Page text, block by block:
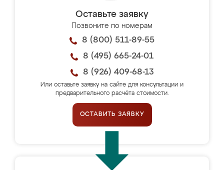
Оставьте заявку
Позвоните по номерам
8 (800) 511-89-55
8 (495) 665-24-01
8 (926) 409-68-13
Или оставьте заявку на сайте для консультации и
предварительного расчёта стоимости.
ОСТАВИТЬ ЗАЯВКУ